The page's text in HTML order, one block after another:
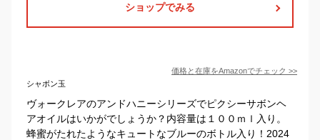
ショップでみる
価格と在庫をAmazonでチェック >>
シャボン玉
ヴォークレアのアンドハニーシリーズでピクシーサボンヘ
アオイルはいかがでしょうか？内容量は１００ｍｌ入り。
蜂蜜がたれたようなキュートなブルーのボトル入り！2024